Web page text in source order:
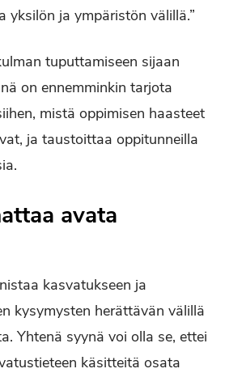
yksilön ja ympäristön välillä.”
tuputtamiseen sijaan
on ennemminkin tarjota
mistä oppimisen haasteet
ja taustoittaa oppitunneilla
avata
kasvatukseen ja
kysymysten herättävän välillä
Yhtenä syynä voi olla se, ettei
käsitteitä osata